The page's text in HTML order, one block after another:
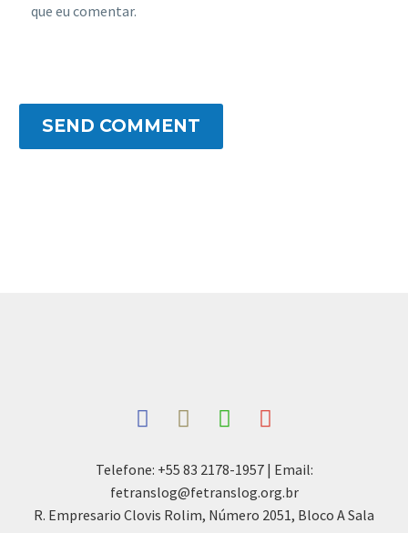
que eu comentar.
SEND COMMENT
Telefone: +55 83 2178-1957 | Email:
fetranslog@fetranslog.org.br
R. Empresario Clovis Rolim, Número 2051, Bloco A Sala